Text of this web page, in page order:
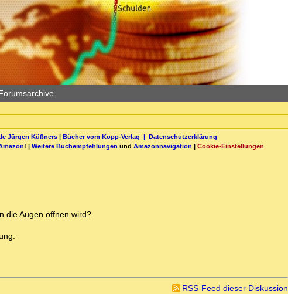
Jürgen Küßners| Bücher vom Kopp-Verlag | Datenschutzerklärung
! | Weitere Buchempfehlungen und Amazonnavigation | Cookie-Einstellungen
die Augen öffnen wird?
RSS-Feed dieser Diskussion